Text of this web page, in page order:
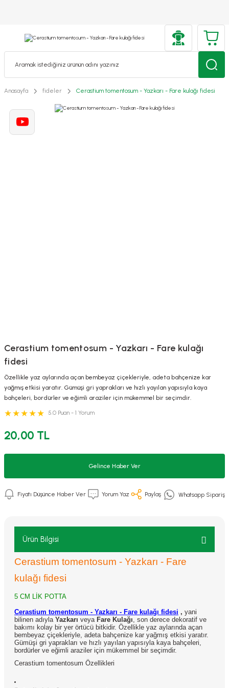
Anasayfa fideler Cerastium tomentosum - Yazkarı - Fare kulağı fidesi
Cerastium tomentosum - Yazkarı - Fare kulağı
fidesi
Özellikle yaz aylarında açan bembeyaz çiçekleriyle, adeta bahçenize kar
yağmış etkisi yaratır. Gümüşi gri yaprakları ve hızlı yayılan yapısıyla kaya
bahçeleri, bordürler ve eğimli araziler için mükemmel bir seçimdir.
5.0 Puan - 1 Yorum
20,00 TL
Gelince Haber Ver
Fiyatı Düşünce Haber Ver Yorum Yaz Paylaş Whatsapp Sipariş
Ürün Bilgisi
Cerastium tomentosum - Yazkarı - Fare
kulağı fidesi
5 CM LİK POTTA
Cerastium tomentosum - Yazkarı - Fare kulağı fidesi , yani
bilinen adıyla Yazkarı veya Fare Kulağı, son derece dekoratif ve
bakımı kolay bir yer örtücü bitkidir. Özellikle yaz aylarında açan
bembeyaz çiçekleriyle, adeta bahçenize kar yağmış etkisi yaratır.
Gümüşi gri yaprakları ve hızlı yayılan yapısıyla kaya bahçeleri,
bordürler ve eğimli araziler için mükemmel bir seçimdir.
Cerastium tomentosum Özellikleri